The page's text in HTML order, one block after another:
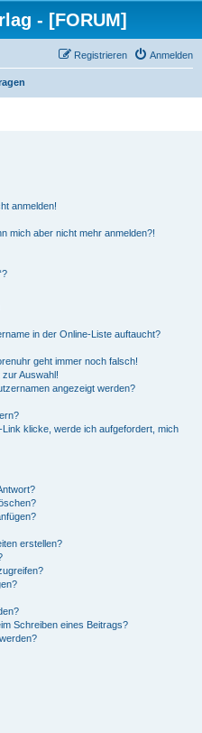
- [FORUM]
Anmelden
Registrieren
anmelden!
mich aber nicht mehr anmelden?!
in der Online-Liste auftaucht?
geht immer noch falsch!
Auswahl!
angezeigt werden?
klicke, werde ich aufgefordert, mich
erstellen?
Schreiben eines Beitrags?